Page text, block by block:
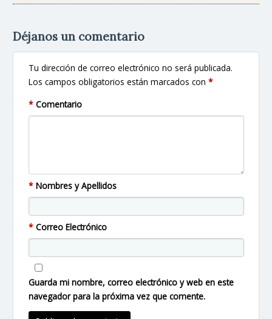
Déjanos un comentario
Tu dirección de correo electrónico no será publicada.
Los campos obligatorios están marcados con *
*Comentario
*Nombres y Apellidos
*Correo Electrónico
Guarda mi nombre, correo electrónico y web en este
navegador para la próxima vez que comente.